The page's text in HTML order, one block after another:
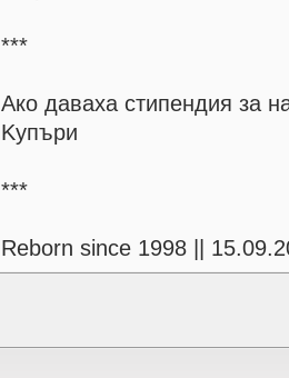
***
Aко даваха стипендия за
Kупъри
***
Reborn since 1998 ||